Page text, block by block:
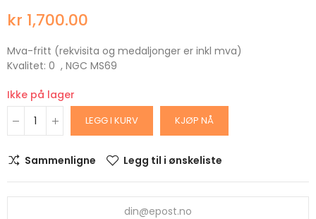
kr 1,700.00
Mva-fritt (rekvisita og medaljonger er inkl mva)
Kvalitet: 0 , NGC MS69
Ikke på lager
LEGG I KURV KJØP NÅ
Sammenligne Legg til i ønskeliste